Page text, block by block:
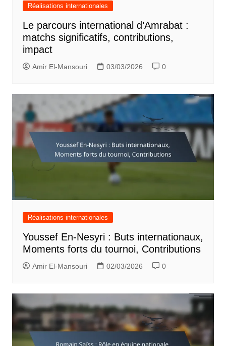
Réalisations internationales
Le parcours international d’Amrabat :
matchs significatifs, contributions,
impact
Amir El-Mansouri 03/03/2026 0
Réalisations internationales
Youssef En-Nesyri : Buts internationaux,
Moments forts du tournoi, Contributions
Amir El-Mansouri 02/03/2026 0